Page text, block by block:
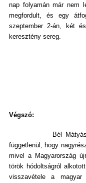
nap folyamán már nem
megfordult, és egy
szeptember 2-án, két
keresztény sereg.
Végszó:
Bél Mátyás Buda
függetlenül, hogy
mivel a Magyarország
török hódoltságról
visszavétele a magyar